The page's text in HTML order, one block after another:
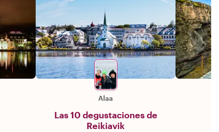
Alaa
Las 10 degustaciones de
Reikiavik